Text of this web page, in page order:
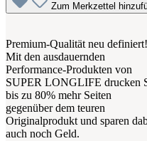
Zum Merkzettel
Premium-Qualität neu definiert!
Mit den ausdauernden
Performance-Produkten von
SUPER LONGLIFE drucken
bis zu 80% mehr Seiten
gegenüber dem teuren
Originalprodukt und sparen
auch noch Geld.